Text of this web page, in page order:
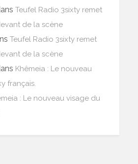
Teufel Radio 3sixty remet
de la scène
Teufel Radio 3sixty remet
de la scène
Khêmeia : Le nouveau
français.
: Le nouveau visage du